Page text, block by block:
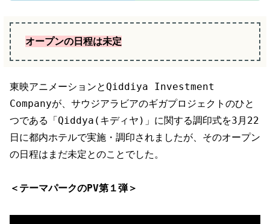
オープンの日程は未定
東映アニメーションとQiddiya Investment
Companyが、サウジアラビアのギガプロジェクトのひと
つである「Qiddya(キディヤ)」に関する調印式を3月22
日に都内ホテルで実施・調印されましたが、そのオープン
の日程はまだ未定とのことでした。
＜テーマパークのPV第１弾＞